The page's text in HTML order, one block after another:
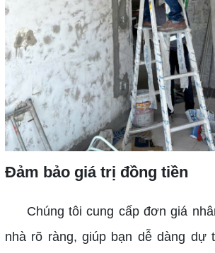
Đảm bảo giá trị đồng tiền
Chúng tôi cung cấp đơn giá
nhà rõ ràng, giúp bạn dễ dàng dự